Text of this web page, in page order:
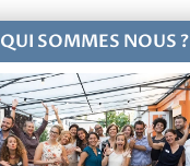
QUI SOMMES NOUS ?